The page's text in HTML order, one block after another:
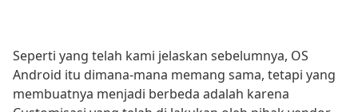
Seperti yang telah kami jelaskan sebelumnya, OS
Android itu dimana-mana memang sama, tetapi yang
membuatnya menjadi berbeda adalah karena